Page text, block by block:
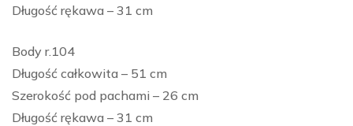
Długość rękawa – 31 cm
Body r.104
Długość całkowita – 51 cm
Szerokość pod pachami – 26 cm
Długość rękawa – 31 cm